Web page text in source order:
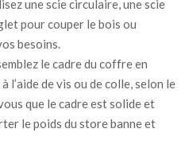
une scie circulaire, une scie
pour couper le bois ou
besoins.
le cadre du coffre en
l’aide de vis ou de colle, selon le
que le cadre est solide et
le poids du store banne et